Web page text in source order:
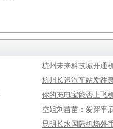
杭州未来科技城开通
杭州长运汽车站发往
你的充电宝能否上飞
空姐刘苗苗：爱穿平
昆明长水国际机场外